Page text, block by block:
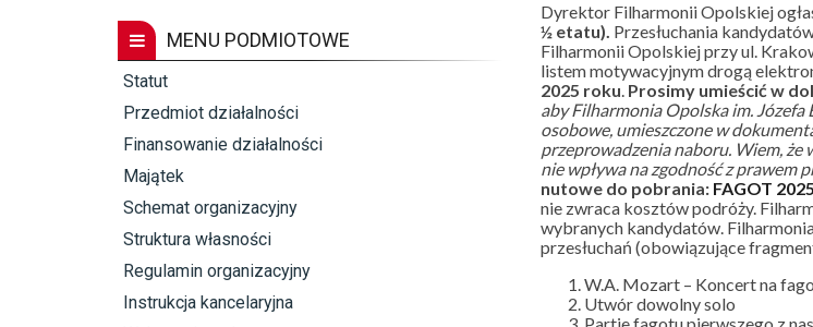
MENU PODMIOTOWE
Statut
Przedmiot działalności
Finansowanie działalności
Majątek
Schemat organizacyjny
Struktura własności
Regulamin organizacyjny
Instrukcja kancelaryjna
Dyrektor Filharmonii Opolskiej
½ etatu). Przesłuchania
Filharmonii Opolskiej przy ul.
listem motywacyjnym drogą
2025 roku. Prosimy umieścić w
aby Filharmonia Opolska im. Józefa
osobowe, umieszczone w
przeprowadzenia naboru. Wiem, że
nie wpływa na zgodność z prawem
nutowe do pobrania: FAGOT 2025
nie zwraca kosztów podróży.
wybranych kandydatów.
przesłuchań (obowiązujące
W.A. Mozart – Koncert na
Utwór dowolny solo